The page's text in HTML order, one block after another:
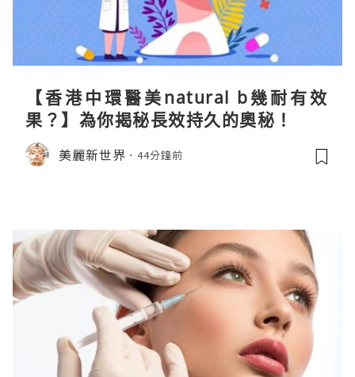
【香港中環醫美natural b幾耐有效
果？】為你揭秘長效持久的奧秘！
美麗新世界 44分鐘前